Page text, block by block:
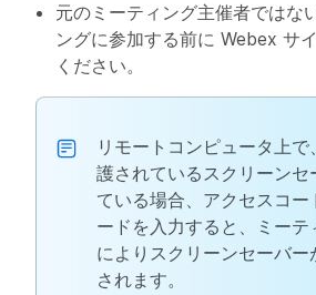
元のミーティング主催者ではな
ングに参加する前に Webex サ
ください。
リモートコンピュータ上
護されているスクリーンセ
ている場合、アクセスコー
ードを入力すると、ミーテ
によりスクリーンセーバー
されます。